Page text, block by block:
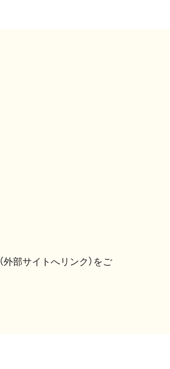
（外部サイトへリンク）をご